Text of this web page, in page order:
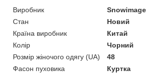
Виробник
Snowimage
Стан
Новий
Країна виробник
Китай
Колір
Чорний
Розмір жіночого одягу (UA)
48
Фасон пуховика
Куртка